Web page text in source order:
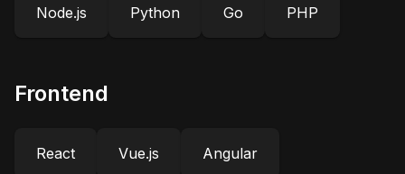
Node.js Python Go PHP
Frontend
React Vue.js Angular